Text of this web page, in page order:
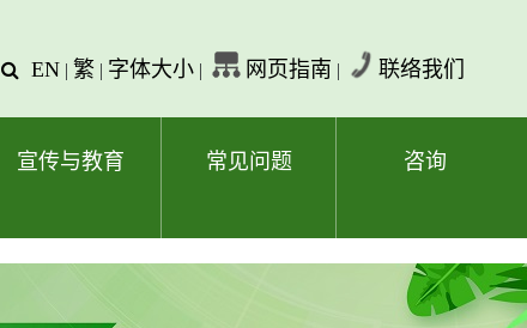
查
字
EN | 繁 | 字体大小 | 网页指南 | 联络我们
宣传与教育 常见问题 咨询